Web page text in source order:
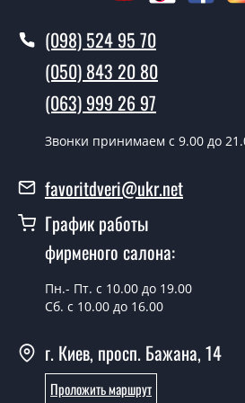
Вызов замерщика-консультанта
Вы производите
Да производим. Монтаж
Фаворит производится согласно
кроме воскресенья.
Modern-02
Стоимость установки дверей
Можно на сегодня
замерщика?
У вас есть в
межкомнатные
(098) 524 95 70
(050) 843 20 80
(063) 999 26 97
Звонки принимаем c 9.00 до
favoritdveri@ukr.net
График работы
фирменого салона:
Пн.- Пт. с 10.00 до 19.00
Сб. с 10.00 до 16.00
г. Киев, просп. Бажана, 14
Проложить маршрут